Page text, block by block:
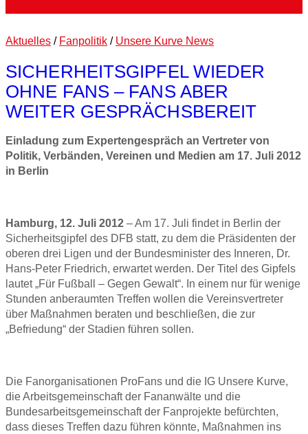
Aktuelles / Fanpolitik / Unsere Kurve News
SICHERHEITSGIPFEL WIEDER
OHNE FANS – FANS ABER
WEITER GESPRÄCHSBEREIT
Einladung zum Expertengespräch an Vertreter von
Politik, Verbänden, Vereinen und Medien am 17. Juli 2012
in Berlin
Hamburg, 12. Juli 2012 – Am 17. Juli findet in Berlin der
Sicherheitsgipfel des DFB statt, zu dem die Präsidenten der
oberen drei Ligen und der Bundesminister des Inneren, Dr.
Hans-Peter Friedrich, erwartet werden. Der Titel des Gipfels
lautet „Für Fußball – Gegen Gewalt“. In einem nur für wenige
Stunden anberaumten Treffen wollen die Vereinsvertreter
über Maßnahmen beraten und beschließen, die zur
„Befriedung“ der Stadien führen sollen.
Die Fanorganisationen ProFans und die IG Unsere Kurve,
die Arbeitsgemeinschaft der Fananwälte und die
Bundesarbeitsgemeinschaft der Fanprojekte befürchten,
dass dieses Treffen dazu führen könnte, Maßnahmen ins